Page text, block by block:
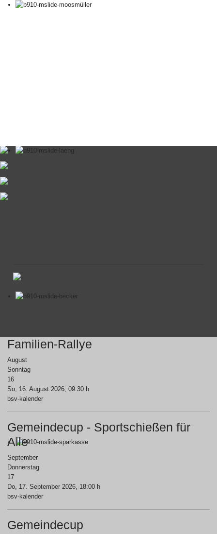
Familien-Rallye
August
Sonntag
16
So, 16. August 2026, 09:30 h
bsv-kalender
Gemeindecup - Sportschießen für
Alle
September
Donnerstag
17
Do, 17. September 2026, 18:00 h
bsv-kalender
Gemeindecup